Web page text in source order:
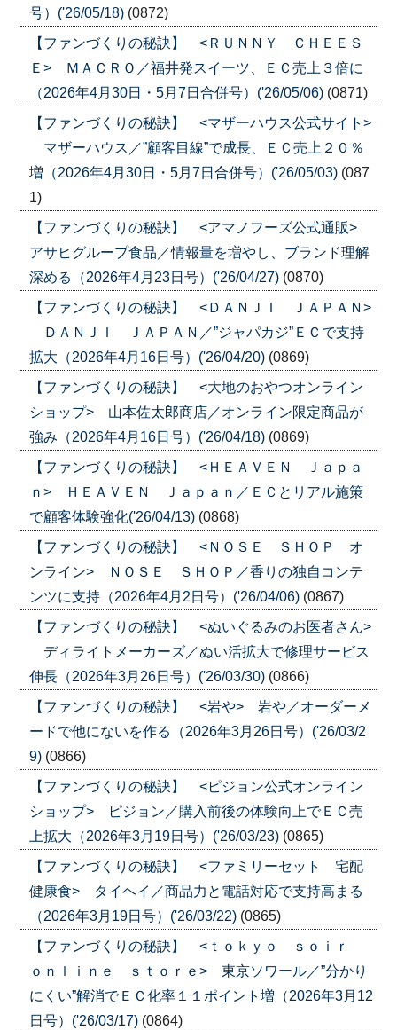
号）('26/05/18) (0872)
【ファンづくりの秘訣】 <ＲＵＮＮＹ ＣＨＥＥＳ
Ｅ> ＭＡＣＲＯ／福井発スイーツ、ＥＣ売上３倍に
（2026年4月30日・5月7日合併号）('26/05/06) (0871)
【ファンづくりの秘訣】 <マザーハウス公式サイト>
マザーハウス／”顧客目線”で成長、ＥＣ売上２０％
増（2026年4月30日・5月7日合併号）('26/05/03) (087
1)
【ファンづくりの秘訣】 <アマノフーズ公式通販>
アサヒグループ食品／情報量を増やし、ブランド理解
深める（2026年4月23日号）('26/04/27) (0870)
【ファンづくりの秘訣】 <ＤＡＮＪＩ ＪＡＰＡＮ>
ＤＡＮＪＩ ＪＡＰＡＮ／”ジャパカジ”ＥＣで支持
拡大（2026年4月16日号）('26/04/20) (0869)
【ファンづくりの秘訣】 <大地のおやつオンライン
ショップ> 山本佐太郎商店／オンライン限定商品が
強み（2026年4月16日号）('26/04/18) (0869)
【ファンづくりの秘訣】 <ＨＥＡＶＥＮ Ｊａｐａ
ｎ> ＨＥＡＶＥＮ Ｊａｐａｎ／ＥＣとリアル施策
で顧客体験強化('26/04/13) (0868)
【ファンづくりの秘訣】 <ＮＯＳＥ ＳＨＯＰ オ
ンライン> ＮＯＳＥ ＳＨＯＰ／香りの独自コンテ
ンツに支持（2026年4月2日号）('26/04/06) (0867)
【ファンづくりの秘訣】 <ぬいぐるみのお医者さん>
ディライトメーカーズ／ぬい活拡大で修理サービス
伸長（2026年3月26日号）('26/03/30) (0866)
【ファンづくりの秘訣】 <岩や> 岩や／オーダーメ
ードで他にないを作る（2026年3月26日号）('26/03/2
9) (0866)
【ファンづくりの秘訣】 <ピジョン公式オンライン
ショップ> ピジョン／購入前後の体験向上でＥＣ売
上拡大（2026年3月19日号）('26/03/23) (0865)
【ファンづくりの秘訣】 <ファミリーセット 宅配
健康食> タイヘイ／商品力と電話対応で支持高まる
（2026年3月19日号）('26/03/22) (0865)
【ファンづくりの秘訣】 <ｔｏｋｙｏ ｓｏｉｒ
ｏｎｌｉｎｅ ｓｔｏｒｅ> 東京ソワール／”分かり
にくい”解消でＥＣ化率１１ポイント増（2026年3月12
日号）('26/03/17) (0864)